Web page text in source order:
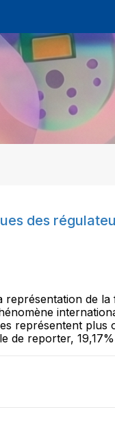
des
de
représentent
de reporter,